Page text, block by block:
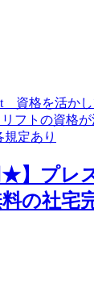
★】プレ
の社宅